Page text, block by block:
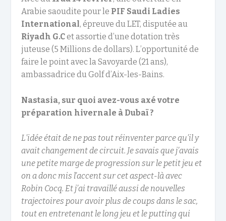
Arabie saoudite pour le PIF Saudi Ladies
International, épreuve du LET, disputée au
Riyadh G.Cet assortie d’une dotation très
juteuse (5 Millions de dollars). L’opportunité de
faire le point avec la Savoyarde (21 ans),
ambassadrice du Golf d’Aix-les-Bains.
Nastasia, sur quoi avez-vous axé votre
préparation hivernale à Dubaï ?
L’idée était de ne pas tout réinventer parce qu’il y
avait changement de circuit. Je savais que j’avais
une petite marge de progression sur le petit jeu et
on a donc mis l’accent sur cet aspect-là avec
Robin Cocq. Et j’ai travaillé aussi de nouvelles
trajectoires pour avoir plus de coups dans le sac,
tout en entretenant le long jeu et le putting qui